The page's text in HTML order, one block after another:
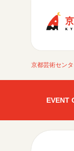
京都芸術セン
EVENT
開催